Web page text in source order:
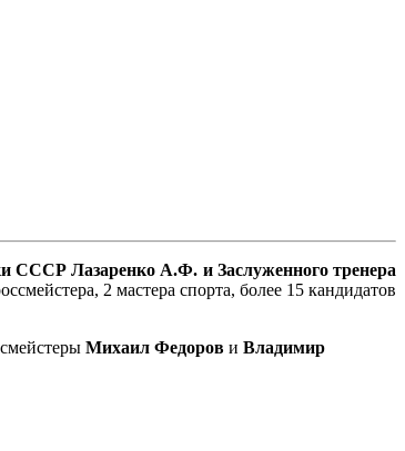
СССР Лазаренко А.Ф. и Заслуженного тренера
2 мастера спорта, более 15 кандидатов
Михаил Федоров и Владимир